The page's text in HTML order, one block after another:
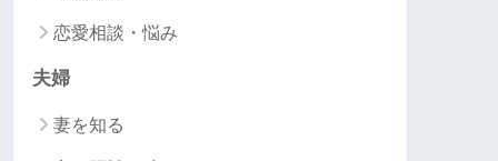
恋愛相談・悩み
夫婦
妻を知る